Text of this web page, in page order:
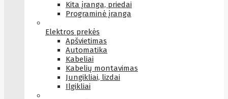
Kita įranga, priedai
Programinė įranga
Elektros prekės
Apšvietimas
Automatika
Kabeliai
Kabelių montavimas
Jungikliai, lizdai
Ilgikliai